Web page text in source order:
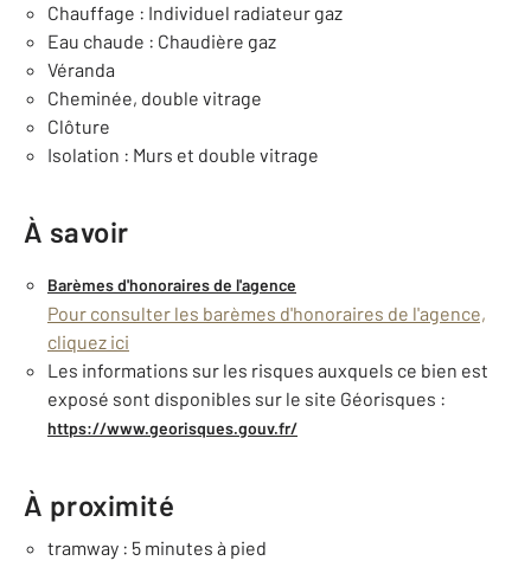
Chauffage : Individuel radiateur gaz
Eau chaude : Chaudière gaz
Véranda
Cheminée, double vitrage
Clôture
Isolation : Murs et double vitrage
À savoir
Barèmes d'honoraires de l'agence
Pour consulter les barèmes d'honoraires de l'agence,
cliquez ici
Les informations sur les risques auxquels ce bien est
exposé sont disponibles sur le site Géorisques :
https://www.georisques.gouv.fr/
À proximité
tramway : 5 minutes à pied